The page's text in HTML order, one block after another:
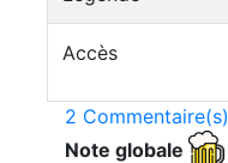
Accès
2 Commentaire(s)
Note globale